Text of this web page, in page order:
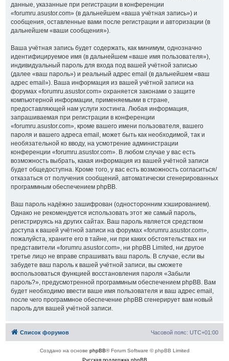
данные, указанные при регистрации в конференции
«forumru.asustor.com» (в дальнейшем «ваша учётная запись») и
сообщения, оставленные вами после регистрации и авторизации (в
дальнейшем «ваши сообщения»).
Ваша учётная запись будет содержать, как минимум, однозначно
идентифицируемое имя (в дальнейшем «ваше имя пользователя»),
индивидуальный пароль для входа под вашей учётной записью
(далее «ваш пароль») и реальный адрес email (в дальнейшем «ваш
адрес email»). Ваша информация из вашей учётной записи на
форумах «forumru.asustor.com» охраняется законами о защите
компьютерной информации, применяемыми в стране,
предоставляющей нам услуги хостинга. Любая информация,
запрашиваемая при регистрации в конференции
«forumru.asustor.com», кроме вашего имени пользователя, вашего
пароля и вашего адреса email, может быть как необходимой, так и
необязательной ко вводу, на усмотрение администрации
конференции «forumru.asustor.com». В любом случае у вас есть
возможность выбрать, какая информация из вашей учётной записи
будет общедоступна. Кроме того, у вас есть возможность согласиться/
отказаться от получения сообщений, автоматически сгенерированных
программным обеспечением phpBB.
Ваш пароль надёжно зашифрован (односторонним хэшированием).
Однако не рекомендуется использовать этот же самый пароль,
регистрируясь на других сайтах. Ваш пароль является средством
доступа к вашей учётной записи на форумах «forumru.asustor.com»,
пожалуйста, храните его в тайне, ни при каких обстоятельствах ни
представители «forumru.asustor.com», ни phpBB Limited, ни другое
третье лицо не вправе спрашивать ваш пароль. В случае, если вы
забудете ваш пароль к вашей учётной записи, вы сможете
воспользоваться функцией восстановления пароля «Забыли
пароль?», предусмотренной программным обеспечением phpBB. Вам
будет необходимо ввести ваше имя пользователя и ваш адрес email,
после чего программное обеспечение phpBB сгенерирует вам новый
пароль для вашей учётной записи.
Список форумов Часовой пояс: UTC+01:00
Создано на основе phpBB® Forum Software © phpBB Limited
Русская поддержка phpBB